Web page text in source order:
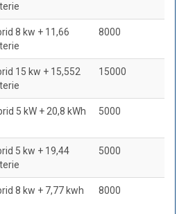
8 kw + 11,66
8000
15 kw + 15,552
15000
5 kW + 20,8 kWh
5000
5 kw + 19,44
5000
8 kw + 7,77 kwh
8000